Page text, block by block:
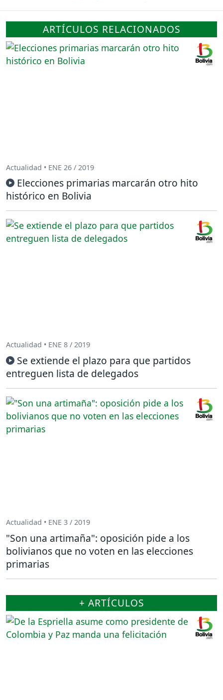
ARTÍCULOS RELACIONADOS
Actualidad • ENE 26 / 2019
Elecciones primarias marcarán otro hito
histórico en Bolivia
Actualidad • ENE 8 / 2019
Se extiende el plazo para que partidos
entreguen lista de delegados
Actualidad • ENE 3 / 2019
"Son una artimaña": oposición pide a los
bolivianos que no voten en las elecciones
primarias
+ ARTÍCULOS